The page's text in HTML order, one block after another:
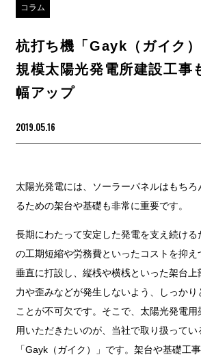
コラム
杭打ち機「Gayk（ガイク
規模太陽光発電所建設工事
幅アップ
2019.05.16
太陽光発電には、ソーラーパネルはもちろ
るための架台や基礎も非常に重要です。
長期にわたって安定した発電を支え続け
の工期短縮や労務費といったコストを抑え
垂直に打設し、縦桟や横桟といった架台上
力や歪みなどが発生しないよう、しっかり
ことが不可欠です。そこで、太陽光発電
用いただきたいのが、当社で取り扱って
「Gayk（ガイク）」です。架台や基礎工